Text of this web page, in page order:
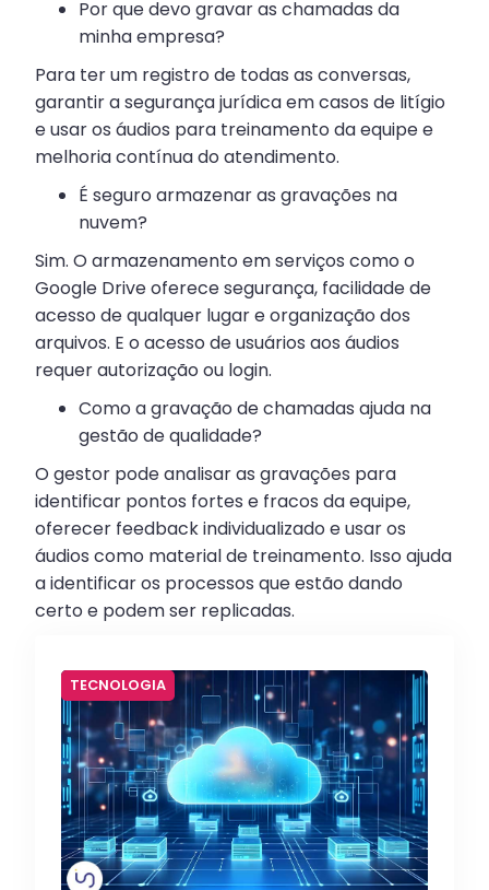
Por que devo gravar as chamadas da
minha empresa?
Para ter um registro de todas as conversas,
garantir a segurança jurídica em casos de litígio
e usar os áudios para treinamento da equipe e
melhoria contínua do atendimento.
É seguro armazenar as gravações na
nuvem?
Sim. O armazenamento em serviços como o
Google Drive oferece segurança, facilidade de
acesso de qualquer lugar e organização dos
arquivos. E o acesso de usuários aos áudios
requer autorização ou login.
Como a gravação de chamadas ajuda na
gestão de qualidade?
O gestor pode analisar as gravações para
identificar pontos fortes e fracos da equipe,
oferecer feedback individualizado e usar os
áudios como material de treinamento. Isso ajuda
a identificar os processos que estão dando
certo e podem ser replicadas.
TECNOLOGIA